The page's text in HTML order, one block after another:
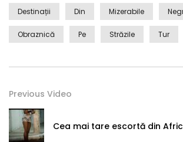
Destinații Din Mizerabile
Obraznică Pe Străzile Tur
Previous Video
Cea mai tare escortă din